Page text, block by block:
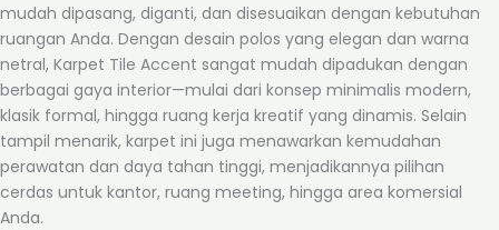
mudah dipasang, diganti, dan disesuaikan dengan kebutuhan
ruangan Anda. Dengan desain polos yang elegan dan warna
netral, Karpet Tile Accent sangat mudah dipadukan dengan
berbagai gaya interior—mulai dari konsep minimalis modern,
klasik formal, hingga ruang kerja kreatif yang dinamis. Selain
tampil menarik, karpet ini juga menawarkan kemudahan
perawatan dan daya tahan tinggi, menjadikannya pilihan
cerdas untuk kantor, ruang meeting, hingga area komersial
Anda.